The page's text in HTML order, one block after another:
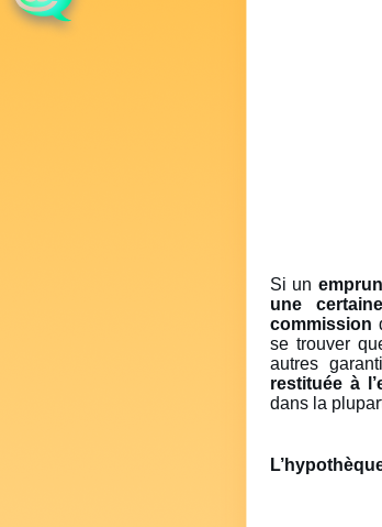
Si un
une
commission
se trouver
autres
restituée à
dans la